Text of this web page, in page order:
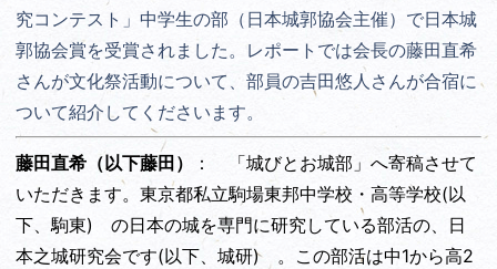
究コンテスト」中学生の部（日本城郭協会主催）で日本城
郭協会賞を受賞されました。レポートでは会長の藤田直希
さんが文化祭活動について、部員の吉田悠人さんが合宿に
ついて紹介してくださいます。
藤田直希（以下藤田）
： 「城びとお城部」へ寄稿させて
いただきます。東京都私立駒場東邦中学校・高等学校(以
下、駒東) の日本の城を専門に研究している部活の、日
本之城研究会です(以下、城研) 。この部活は中1から高2